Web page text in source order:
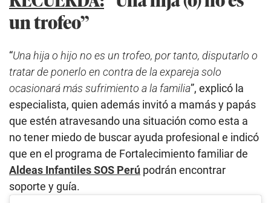
un trofeo”
“Una hija o hijo no es un trofeo, por tanto, disputarlo o
tratar de ponerlo en contra de la expareja solo
ocasionará más sufrimiento a la familia”, explicó la
especialista, quien además invitó a mamás y papás
que estén atravesando una situación como esta a
no tener miedo de buscar ayuda profesional e indicó
que en el programa de Fortalecimiento familiar de
Aldeas Infantiles SOS Perú podrán encontrar
soporte y guía.